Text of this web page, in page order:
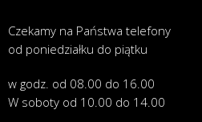
Czekamy na Państwa telefony
od poniedziałku do piątku
w godz. od 08.00 do 16.00
W soboty od 10.00 do 14.00